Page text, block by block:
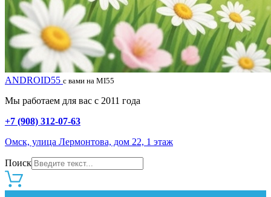
ANDROID55 с вами на MI55
Мы работаем для вас с 2011 года
+7 (908) 312-07-63
Омск, улица Лермонтова, дом 22, 1 этаж
Поиск